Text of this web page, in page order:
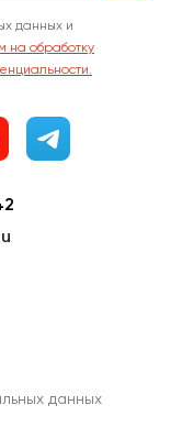
данных и
на обработку
данных